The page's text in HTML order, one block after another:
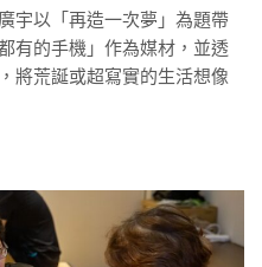
宇以「再造一次夢」為題帶
有的手機」作為媒材，並透
將荒誕或超寫實的生活想像